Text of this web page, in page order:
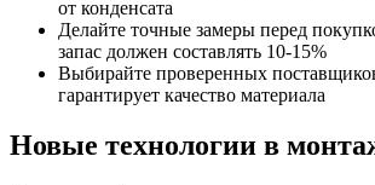
от конденсата
Делайте точные замеры перед
запас должен составлять 10-15%
Выбирайте проверенных
гарантирует качество материала
Новые технологии в